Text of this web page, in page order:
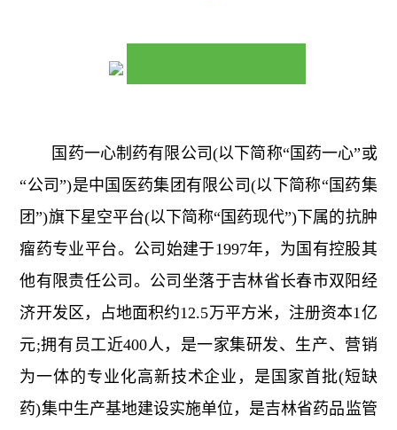
国药一心制药有限公司(以下简称“国药一心”或
“公司”)是中国医药集团有限公司(以下简称“国药集
团”)旗下星空平台(以下简称“国药现代”)下属的抗肿
瘤药专业平台。公司始建于1997年，为国有控股其
他有限责任公司。公司坐落于吉林省长春市双阳经
济开发区，占地面积约12.5万平方米，注册资本1亿
元;拥有员工近400人，是一家集研发、生产、营销
为一体的专业化高新技术企业，是国家首批(短缺
药)集中生产基地建设实施单位，是吉林省药品监管